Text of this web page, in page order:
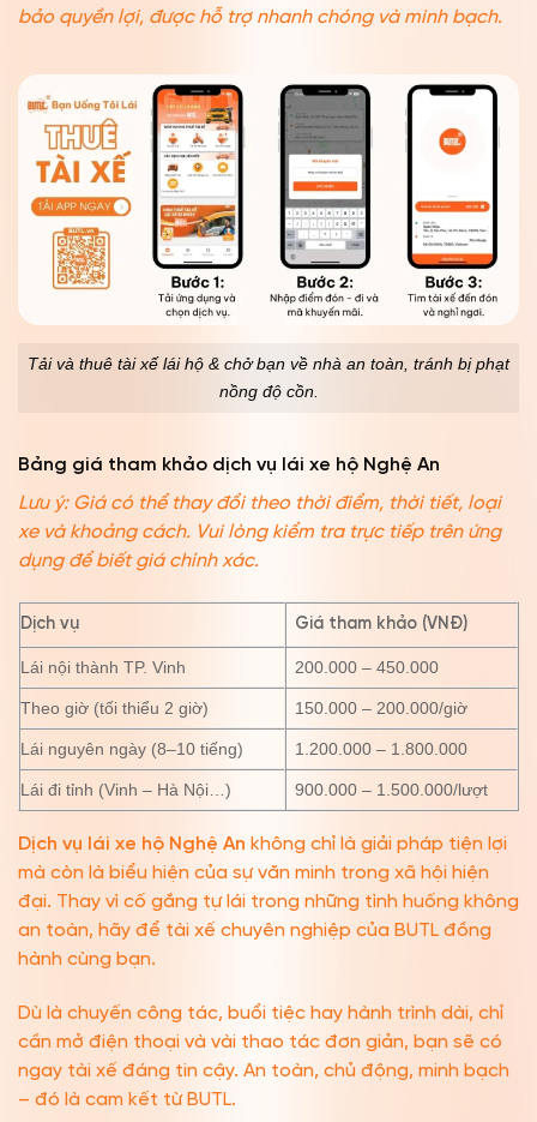
bảo quyền lợi, được hỗ trợ nhanh chóng và minh bạch.
Tải và thuê tài xế lái hộ & chở bạn về nhà an toàn, tránh bị phạt
nồng độ cồn.
Bảng giá tham khảo dịch vụ lái xe hộ Nghệ An
Lưu ý: Giá có thể thay đổi theo thời điểm, thời tiết, loại
xe và khoảng cách. Vui lòng kiểm tra trực tiếp trên ứng
dụng để biết giá chính xác.
Dịch vụ Giá tham khảo (VNĐ)
Lái nội thành TP. Vinh 200.000 – 450.000
Theo giờ (tối thiểu 2 giờ) 150.000 – 200.000/giờ
Lái nguyên ngày (8–10 tiếng) 1.200.000 – 1.800.000
Lái đi tỉnh (Vinh – Hà Nội…) 900.000 – 1.500.000/lượt
Dịch vụ lái xe hộ Nghệ An không chỉ là giải pháp tiện lợi
mà còn là biểu hiện của sự văn minh trong xã hội hiện
đại. Thay vì cố gắng tự lái trong những tình huống không
an toàn, hãy để tài xế chuyên nghiệp của BUTL đồng
hành cùng bạn.
Dù là chuyến công tác, buổi tiệc hay hành trình dài, chỉ
cần mở điện thoại và vài thao tác đơn giản, bạn sẽ có
ngay tài xế đáng tin cậy. An toàn, chủ động, minh bạch
– đó là cam kết từ BUTL.